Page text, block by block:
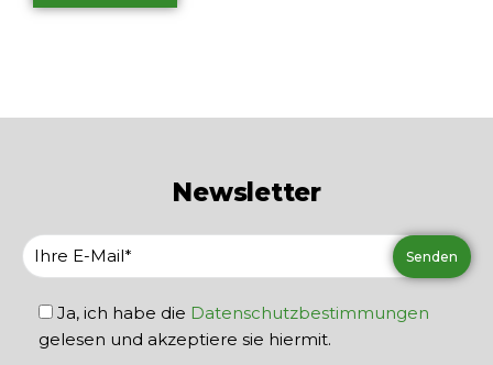
Newsletter
Ja, ich habe die Datenschutzbestimmungen
gelesen und akzeptiere sie hiermit.